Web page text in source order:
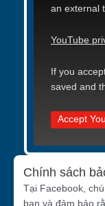
an external
YouTube
If you
saved and
Accept
Chính sách
Tại Facebook,
bạn và đảm bảo